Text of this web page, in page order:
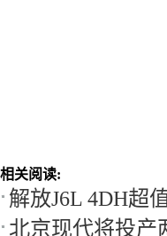
相关阅读:
解放J6L 4DH超
北京现代将投产